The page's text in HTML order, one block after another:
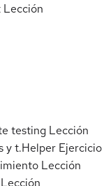
Lección
testing Lección
y t.Helper Ejercicio
Lección
Lección